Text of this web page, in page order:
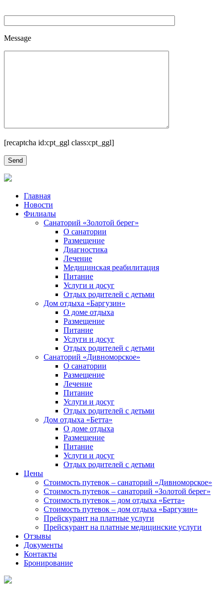
Message
[recaptcha id:cpt_ggl class:cpt_ggl]
Главная
Новости
Филиалы
Санаторий «Золотой берег»
О санатории
Размещение
Диагностика
Лечение
Медицинская реабилитация
Питание
Услуги и досуг
Отдых родителей с детьми
Дом отдыха «Баргузин»
О доме отдыха
Размещение
Питание
Услуги и досуг
Отдых родителей с детьми
Санаторий «Дивноморское»
О санатории
Размещение
Лечение
Питание
Услуги и досуг
Отдых родителей с детьми
Дом отдыха «Бетта»
О доме отдыха
Размещение
Питание
Услуги и досуг
Отдых родителей с детьми
Цены
Стоимость путевок – санаторий «Дивноморское»
Стоимость путевок – санаторий «Золотой берег»
Стоимость путевок – дом отдыха «Бетта»
Стоимость путевок – дом отдыха «Баргузин»
Прейскурант на платные услуги
Прейскурант на платные медицинские услуги
Отзывы
Документы
Контакты
Бронирование